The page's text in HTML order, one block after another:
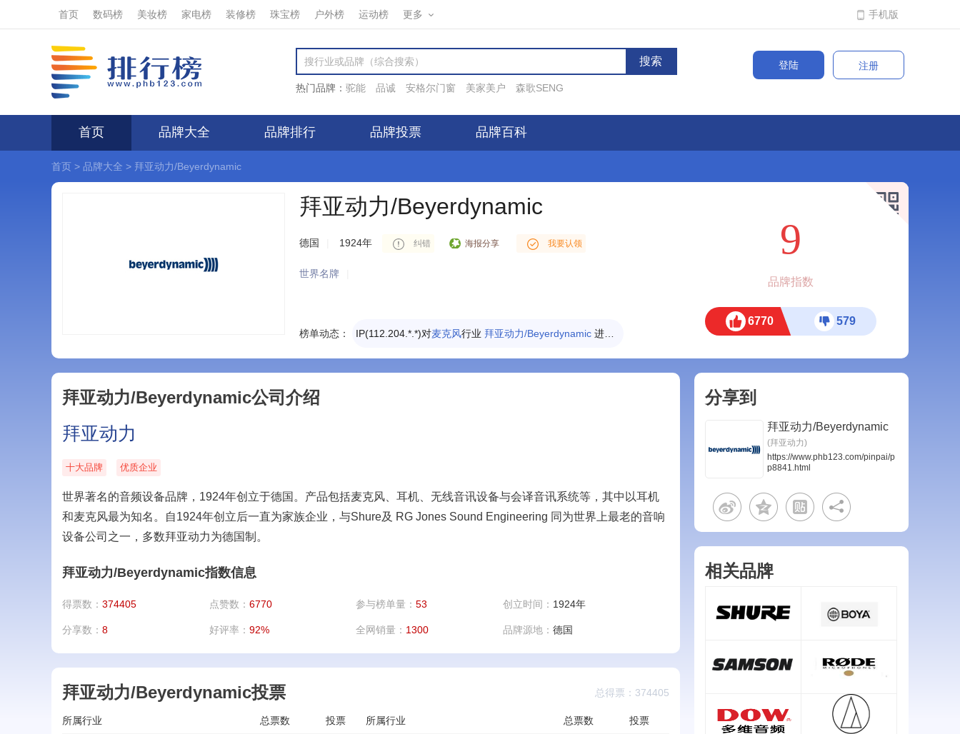
首页 数码榜 美妆榜 家电榜 装修榜 珠宝榜 户外榜 运动榜 更多 手机版
登陆
注册
热门品牌： 驼能 品诚 安格尔门窗 美家美户 森歌SENG
首页 品牌大全 品牌排行 品牌投票 品牌百科
首页 > 品牌大全 > 拜亚动力/Beyerdynamic
拜亚动力/Beyerdynamic
德国 1924年 纠错 海报分享 我要认领
世界名牌
榜单动态：
IP(39.211.*.*)对 麦克风 行业
IP(182.210.*.*)对 麦克风 行业拜亚动力/Beyerdynamic
IP(112.204.*.*)对麦克风行业 拜亚动力/Beyerdynamic 进行了投票
9
品牌指数
6770 579
拜亚动力/Beyerdynamic公司介绍
拜亚动力
十大品牌 优质企业
世界著名的音频设备品牌，1924年创立于德国。产品包括麦克风、耳机、无线音讯设备与会译音讯系统等，其中以耳机
和麦克风最为知名。自1924年创立后一直为家族企业，与Shure及 RG Jones Sound Engineering 同为世界上最老的音响
设备公司之一，多数拜亚动力为德国制。
拜亚动力/Beyerdynamic指数信息
得票数： 374405 点赞数： 6770 参与榜单量： 53 创立时间： 1924年
分享数： 8 好评率： 92% 全网销量： 1300 品牌源地： 德国
总得票：374405
拜亚动力/Beyerdynamic投票
所属行业 总票数 投票 所属行业 总票数 投票
分享到
拜亚动力/Beyerdynamic
(拜亚动力)
https://www.phb123.com/pinpai/p
p8841.html
相关品牌
舒尔/Shure
查看详情
博雅/BOYA
查看详情
山逊/SAMSON
查看详情
罗德/RODE
查看详情